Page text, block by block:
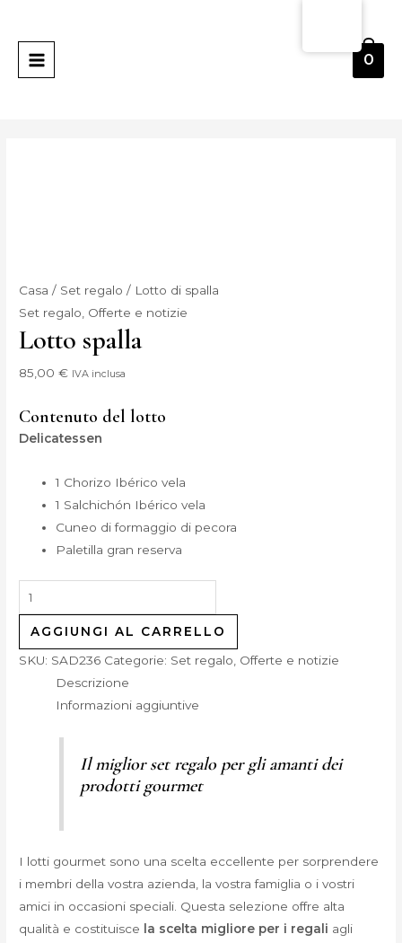
contenutoPRINCIPALE
0
Casa / Set regalo / Lotto di spalla
Set regalo, Offerte e notizie
Lotto spalla
85,00€ IVA inclusa
Contenuto del lotto
Delicatessen
1 Chorizo Ibérico vela
1 Salchichón Ibérico vela
Cuneo di formaggio di pecora
Paletilla gran reserva
Lote
AGGIUNGI AL CARRELLO
SKU: SAD236 Categorie: Set regalo Offerte e notizie
Descrizione
Informazioni aggiuntive
Il miglior set regalo per gli amanti dei
prodotti gourmet
I lotti gourmet sono una scelta eccellente per sorprendere
i membri della vostra azienda, la vostra famiglia o i vostri
amici in occasioni speciali. Questa selezione offre alta
qualità e costituisce
la scelta migliore per i regali agli